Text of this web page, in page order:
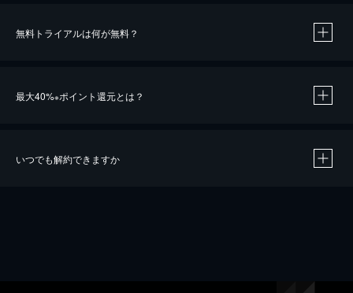
無料トライアルは何が無料？
最大40%※ポイント還元とは？
いつでも解約できますか